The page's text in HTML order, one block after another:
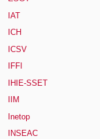
IAT
ICH
ICSV
IFFI
IHIE-SSET
IIM
Inetop
INSEAC